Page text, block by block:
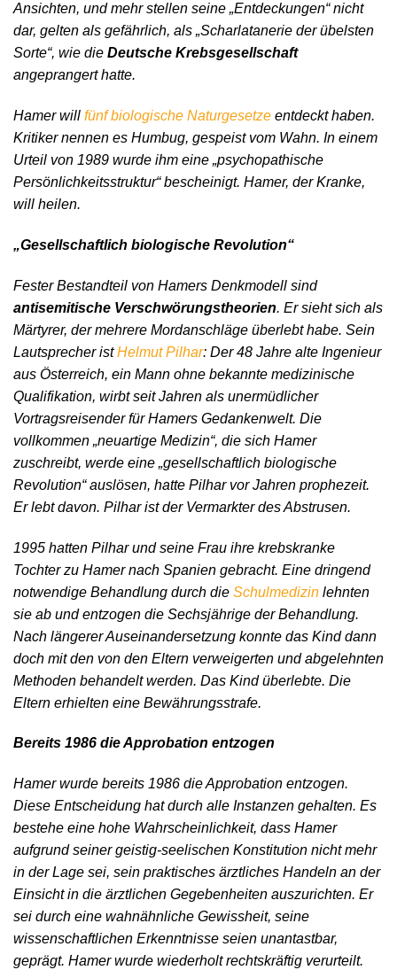
Ansichten, und mehr stellen seine „Entdeckungen“ nicht
dar, gelten als gefährlich, als „Scharlatanerie der übelsten
Sorte“, wie die Deutsche Krebsgesellschaft
angeprangert hatte.
Hamer will fünf biologische Naturgesetze entdeckt haben.
Kritiker nennen es Humbug, gespeist vom Wahn. In einem
Urteil von 1989 wurde ihm eine „psychopathische
Persönlichkeitsstruktur“ bescheinigt. Hamer, der Kranke,
will heilen.
„Gesellschaftlich biologische Revolution“
Fester Bestandteil von Hamers Denkmodell sind
antisemitische Verschwörungstheorien. Er sieht sich als
Märtyrer, der mehrere Mordanschläge überlebt habe. Sein
Lautsprecher istHelmut Pilhar: Der 48 Jahre alte Ingenieur
aus Österreich, ein Mann ohne bekannte medizinische
Qualifikation, wirbt seit Jahren als unermüdlicher
Vortragsreisender für Hamers Gedankenwelt. Die
vollkommen „neuartige Medizin“, die sich Hamer
zuschreibt, werde eine „gesellschaftlich biologische
Revolution“ auslösen, hatte Pilhar vor Jahren prophezeit.
Er lebt davon. Pilhar ist der Vermarkter des Abstrusen.
1995 hatten Pilhar und seine Frau ihre krebskranke
Tochter zu Hamer nach Spanien gebracht. Eine dringend
notwendige Behandlung durch die Schulmedizin lehnten
sie ab und entzogen die Sechsjährige der Behandlung.
Nach längerer Auseinandersetzung konnte das Kind dann
doch mit den von den Eltern verweigerten und abgelehnten
Methoden behandelt werden. Das Kind überlebte. Die
Eltern erhielten eine Bewährungsstrafe.
Bereits 1986 die Approbation entzogen
Hamer wurde bereits 1986 die Approbation entzogen.
Diese Entscheidung hat durch alle Instanzen gehalten. Es
bestehe eine hohe Wahrscheinlichkeit, dass Hamer
aufgrund seiner geistig-seelischen Konstitution nicht mehr
in der Lage sei, sein praktisches ärztliches Handeln an der
Einsicht in die ärztlichen Gegebenheiten auszurichten. Er
sei durch eine wahnähnliche Gewissheit, seine
wissenschaftlichen Erkenntnisse seien unantastbar,
geprägt. Hamer wurde wiederholt rechtskräftig verurteilt.